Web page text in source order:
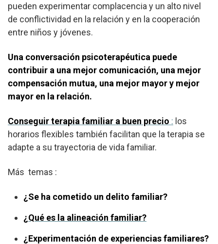
pueden experimentar complacencia y un alto nivel
de conflictividad en la relación y en la cooperación
entre niños y jóvenes.
Una conversación psicoterapéutica puede
contribuir a una mejor comunicación, una mejor
compensación mutua, una mejor mayor y mejor
mayor en la relación.
Conseguir terapia familiar a buen precio : los
horarios flexibles también facilitan que la terapia se
adapte a su trayectoria de vida familiar.
Más temas :
¿Se ha cometido un delito familiar?
¿Qué es la alineación familiar?
¿Experimentación de experiencias familiares?